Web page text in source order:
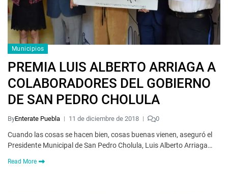
Municipios
PREMIA LUIS ALBERTO ARRIAGA A
COLABORADORES DEL GOBIERNO
DE SAN PEDRO CHOLULA
ByEnterate Puebla 11 de diciembre de 2018 0
Cuando las cosas se hacen bien, cosas buenas vienen, aseguró el
Presidente Municipal de San Pedro Cholula, Luis Alberto Arriaga…
Read More